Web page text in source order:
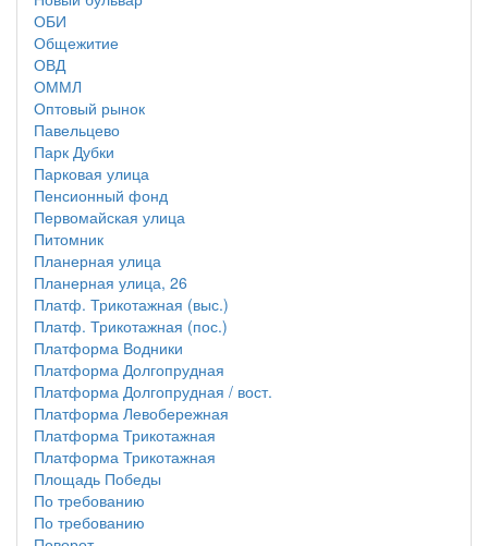
ОБИ
Общежитие
ОВД
ОММЛ
Оптовый рынок
Павельцево
Парк Дубки
Парковая улица
Пенсионный фонд
Первомайская улица
Питомник
Планерная улица
Планерная улица, 26
Платф. Трикотажная (выс.)
Платф. Трикотажная (пос.)
Платформа Водники
Платформа Долгопрудная
Платформа Долгопрудная / вост.
Платформа Левобережная
Платформа Трикотажная
Платформа Трикотажная
Площадь Победы
По требованию
По требованию